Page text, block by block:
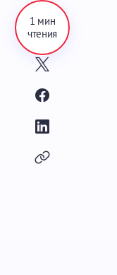
1 мин
чтения